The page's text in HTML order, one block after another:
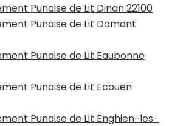
Punaise de Lit Dinan 22100
Punaise de Lit Domont
Punaise de Lit Eaubonne
Punaise de Lit Ecouen
Punaise de Lit Enghien-les-